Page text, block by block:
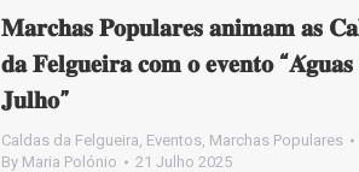
𝐌𝐚𝐫𝐜𝐡𝐚𝐬 𝐏𝐨𝐩𝐮𝐥𝐚𝐫𝐞𝐬 𝐚𝐧𝐢𝐦𝐚𝐦 𝐚𝐬
𝐝𝐚 𝐅𝐞𝐥𝐠𝐮𝐞𝐢𝐫𝐚 𝐜𝐨𝐦 𝐨 𝐞𝐯𝐞𝐧𝐭𝐨 “𝐀́𝐠𝐮𝐚𝐬
𝐉𝐮𝐥𝐡𝐨”
Caldas da Felgueira Eventos Marchas Populares
By Maria Polónio 21 Julho 2025